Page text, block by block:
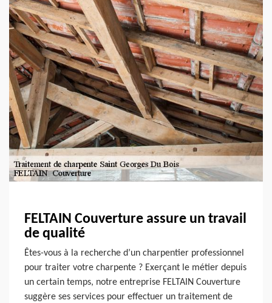
FELTAIN Couverture assure un travail
de qualité
Êtes-vous à la recherche d’un charpentier professionnel
pour traiter votre charpente ? Exerçant le métier depuis
un certain temps, notre entreprise FELTAIN Couverture
suggère ses services pour effectuer un traitement de